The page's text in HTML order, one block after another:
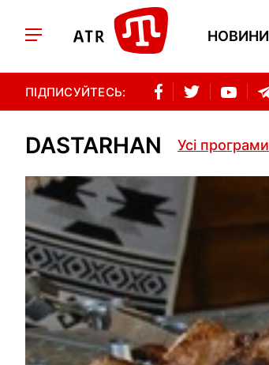
НОВИНИ
ПІДПИСУЙТЕСЬ:
DASTARHAN Усі програми